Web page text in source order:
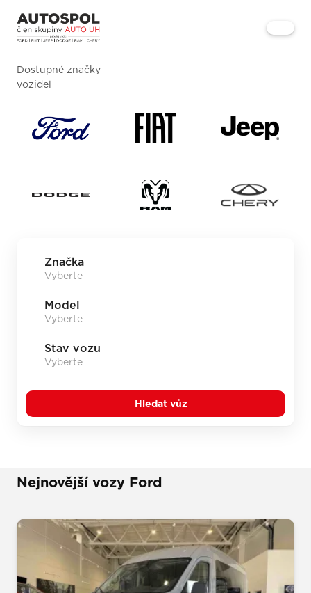
Dostupné značky
vozidel
Značka
Model
Stav vozu
Hledat vůz
Nejnovější vozy Ford